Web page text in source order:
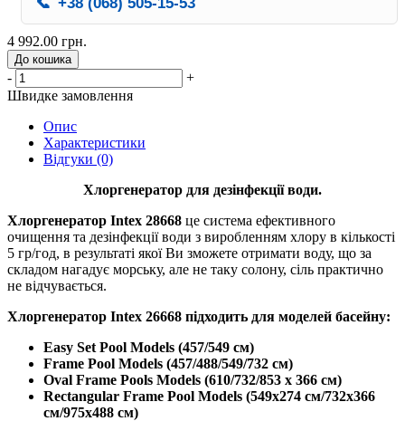
4 992.00 грн.
До кошика
-
+
Швидке замовлення
Опис
Характеристики
Відгуки (0)
Хлоргенератор для дезінфекції води.
Хлоргенератор Intex 28668 це система ефективного
очищення та дезінфекції води з виробленням хлору в кількості
5 гр/год, в результаті якої Ви зможете отримати воду, що за
складом нагадує морську, але не таку солону, сіль практично
не відчувається.
Хлоргенератор Intex 26668 підходить для моделей басейну:
Easy Set Pool Models (457/549 см)
Frame Pool Models (457/488/549/732 см)
Oval Frame Pools Models (610/732/853 х 366 см)
Rectangular Frame Pool Models (549х274 см/732х366
см/975х488 см)